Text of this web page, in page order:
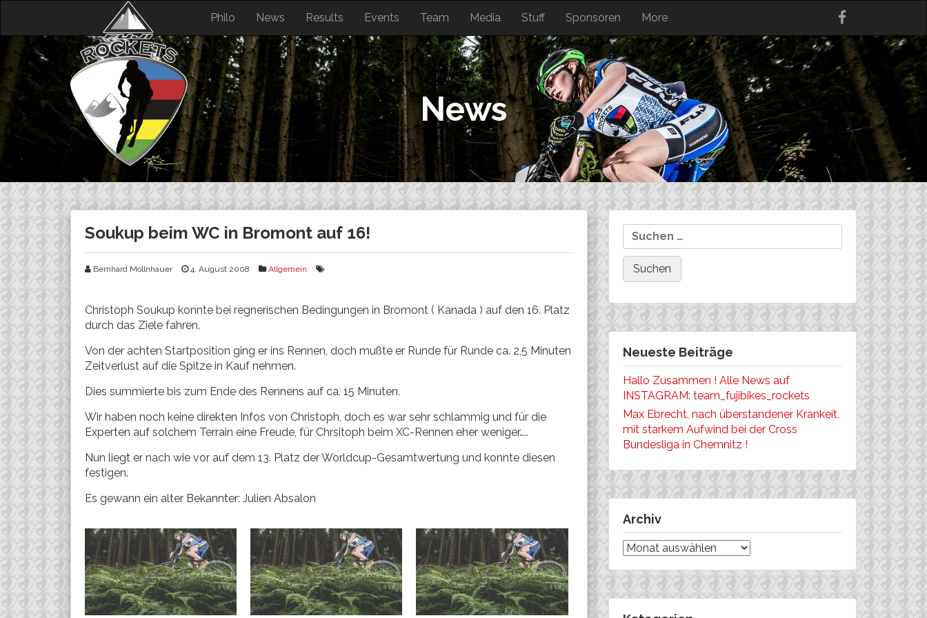
content
Philo News Results Events Team Media Stuff Sponsoren More
News
Soukup beim WC in Bromont auf 16!
Bernhard Mollnhauer 4. August 2008 Allgemein
Christoph Soukup konnte bei regnerischen Bedingungen in Bromont ( Kanada ) auf den 16. Platz
durch das Ziele fahren.
Von der achten Startposition ging er ins Rennen, doch mußte er Runde für Runde ca. 2,5 Minuten
Zeitverlust auf die Spitze in Kauf nehmen.
Dies summierte bis zum Ende des Rennens auf ca. 15 Minuten.
Wir haben noch keine direkten Infos von Christoph, doch es war sehr schlammig und für die
Experten auf solchem Terrain eine Freude, für Chrsitoph beim XC-Rennen eher weniger…..
Nun liegt er nach wie vor auf dem 13. Platz der Worldcup-Gesamtwertung und konnte diesen
festigen.
Es gewann ein alter Bekannter: Julien Absalon
Suchen
nach:
Neueste Beiträge
Hallo Zusammen ! Alle News auf
INSTAGRAM: team_fujibikes_rockets
Max Ebrecht, nach überstandener Krankeit,
mit starkem Aufwind bei der Cross
Bundesliga in Chemnitz !
Archiv
Archiv